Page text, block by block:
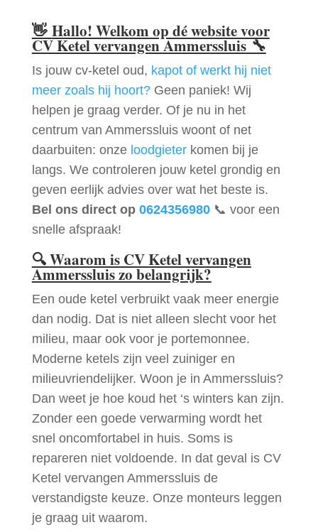
👋 Hallo! Welkom op dé website voor
CV Ketel vervangen Ammerssluis🔧
Is jouw cv-ketel oud, kapot of werkt hij niet
meer zoals hij hoort?Geen paniek! Wij
helpen je graag verder. Of je nu in het
centrum van Ammerssluis woont of net
daarbuiten: onze loodgieterkomen bij je
langs. We controleren jouw ketel grondig en
geven eerlijk advies over wat het beste is.
Bel ons direct op 0624356980📞 voor een
snelle afspraak!
🔍Waarom is CV Ketel vervangen
Ammerssluis zo belangrijk?
Een oude ketel verbruikt vaak meer energie
dan nodig. Dat is niet alleen slecht voor het
milieu, maar ook voor je portemonnee.
Moderne ketels zijn veel zuiniger en
milieuvriendelijker. Woon je in Ammerssluis?
Dan weet je hoe koud het ‘s winters kan zijn.
Zonder een goede verwarming wordt het
snel oncomfortabel in huis. Soms is
repareren niet voldoende. In dat geval is CV
Ketel vervangen Ammerssluis de
verstandigste keuze. Onze monteurs leggen
je graag uit waarom.